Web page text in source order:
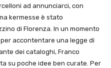
ad annunciarci, con
kermesse è stato
di Florenza. In un momento
accontentare una legge di
dei cataloghi, Franco
su poche idee ben curate. Per